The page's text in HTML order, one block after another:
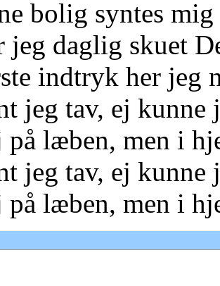
bolig syntes
jeg daglig skuet
indtryk her jeg
jeg tav, ej kunne
på læben, men i
jeg tav, ej kunne
på læben, men i